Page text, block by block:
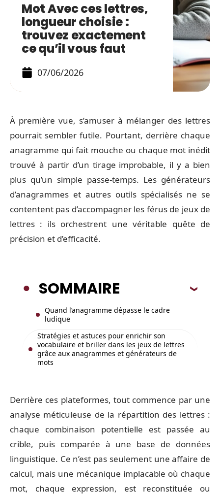
Mot Avec ces lettres,
longueur choisie :
trouvez exactement
ce qu’il vous faut
07/06/2026
À première vue, s’amuser à mélanger des lettres
pourrait sembler futile. Pourtant, derrière chaque
anagramme qui fait mouche ou chaque mot inédit
trouvé à partir d’un tirage improbable, il y a bien
plus qu’un simple passe-temps. Les générateurs
d’anagrammes et autres outils spécialisés ne se
contentent pas d’accompagner les férus de jeux de
lettres : ils orchestrent une véritable quête de
précision et d’efficacité.
SOMMAIRE
Quand l’anagramme dépasse le cadre
ludique
Stratégies et astuces pour enrichir son
vocabulaire et briller dans les jeux de lettres
grâce aux anagrammes et générateurs de
mots
Derrière ces plateformes, tout commence par une
analyse méticuleuse de la répartition des lettres :
chaque combinaison potentielle est passée au
crible, puis comparée à une base de données
linguistique. Ce n’est pas seulement une affaire de
calcul, mais une mécanique implacable où chaque
mot, chaque expression, est reconstituée ou